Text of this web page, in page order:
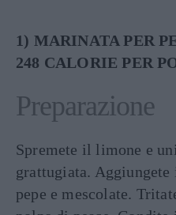
1) MARINATA PER
248 CALORIE PER
Preparazione
Spremete il limone e
grattugiata.
pepe e mescolate.